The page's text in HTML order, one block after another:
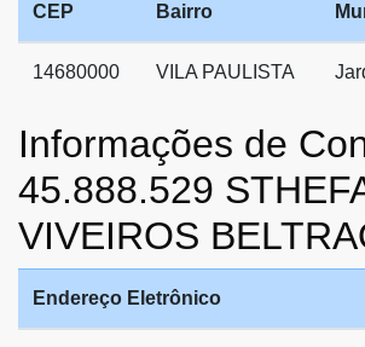
CEP Bairro
14680000 VILA PAULISTA
Informações de
45.888.529
VIVEIROS
Endereço Eletrônico